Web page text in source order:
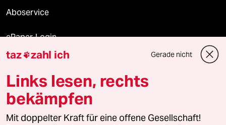
Aboservice
ePaper Login
Downloads für Abonnierende
© 2026 taz Verlags und Vertriebs GmbH
Alle Rechte vorbehalten. Bei rechtlichen Fragen oder für Genehmigungen
taz zahl ich Gerade nicht
Links lesen, rechts
bekämpfen
Mit doppelter Kraft für eine offene Gesellschaft!